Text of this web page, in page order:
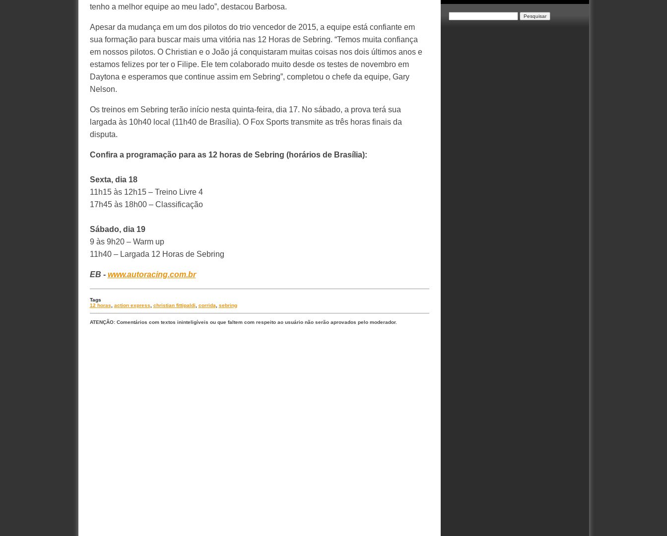
tenho a melhor equipe ao meu lado”, destacou Barbosa.
Apesar da mudança em um dos pilotos do trio vencedor de 2015, a equipe está confiante em
sua formação para buscar mais uma vitória nas 12 Horas de Sebring. “Temos muita confiança
em nossos pilotos. O Christian e o João já conquistaram muitas coisas nos dois últimos anos e
estamos felizes por ter o Filipe. Ele tem colaborado muito desde os testes de novembro em
Daytona e esperamos que continue assim em Sebring”, completou o chefe da equipe, Gary
Nelson.
Os treinos em Sebring terão início nesta quinta-feira, dia 17. No sábado, a prova terá sua
largada às 10h40 local (11h40 de Brasília). O Fox Sports transmite as três horas finais da
disputa.
Confira a programação para as 12 horas de Sebring (horários de Brasília):
Sexta, dia 18
11h15 às 12h15 – Treino Livre 4
17h45 às 18h00 – Classificação
Sábado, dia 19
9 às 9h20 – Warm up
11h40 – Largada 12 Horas de Sebring
EB - www.autoracing.com.br
Tags
12 horas
action express christian fittipaldi corrida sebring
ATENÇÃO: Comentários com textos ininteligíveis ou que faltem com respeito ao usuário não serão aprovados pelo moderador.
por: